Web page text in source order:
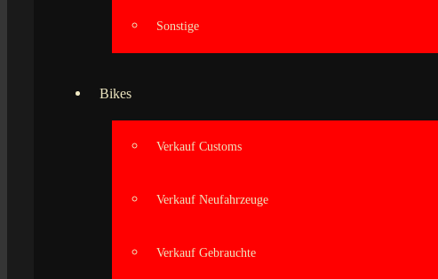
Sonstige
Bikes
Verkauf Customs
Verkauf Neufahrzeuge
Verkauf Gebrauchte